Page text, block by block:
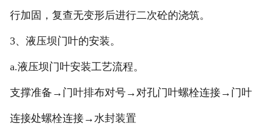
行加固，复查无变形后进行二次砼的浇筑。
3、液压坝门叶的安装。
a.液压坝门叶安装工艺流程。
支撑准备→门叶排布对号→对孔门叶螺栓连接→门叶
连接处螺栓连接→水封装置